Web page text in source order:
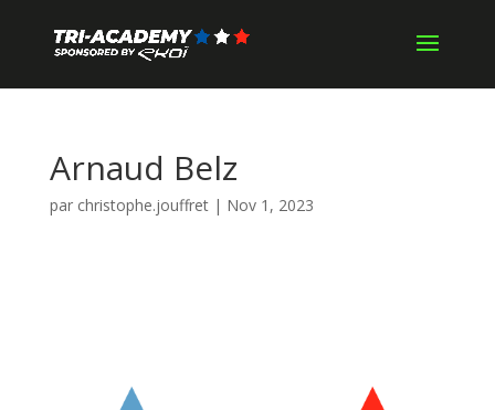
Arnaud Belz
par christophe.jouffret| Nov 1, 2023